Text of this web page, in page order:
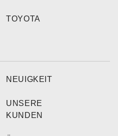
TOYOTA
NEUIGKEIT
UNSERE
KUNDEN